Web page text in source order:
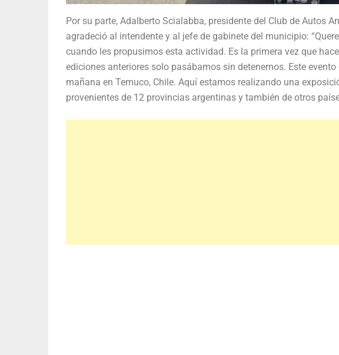
Por su parte, Adalberto Scialabba, presidente del Club de Autos
agradeció al intendente y al jefe de gabinete del municipio:
cuando les propusimos esta actividad. Es la primera vez que
ediciones anteriores solo pasábamos sin detenernos. Este
mañana en Temuco, Chile. Aquí estamos realizando una
provenientes de 12 provincias argentinas y también de otros